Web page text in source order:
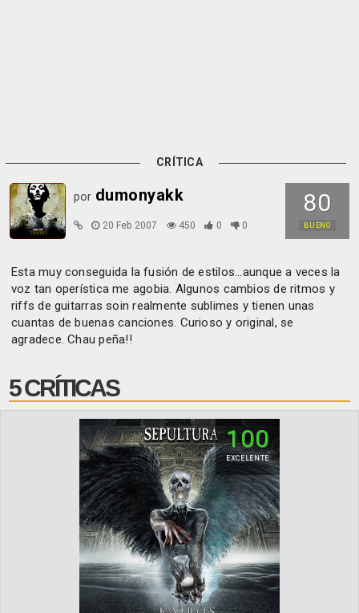
CRÍTICA
80
BUENO
por dumonyakk
20 Feb 2007 450 0 0
Esta muy conseguida la fusión de estilos...aunque a veces la
voz tan operística me agobia. Algunos cambios de ritmos y
riffs de guitarras soin realmente sublimes y tienen unas
cuantas de buenas canciones. Curioso y original, se
agradece. Chau peña!!
5 CRÍTICAS
100
EXCELENTE